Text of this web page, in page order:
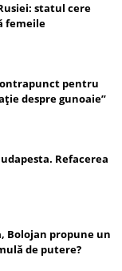
statul cere
femeile
pentru
despre gunoaie”
Refacerea
Bolojan propune un
de putere?